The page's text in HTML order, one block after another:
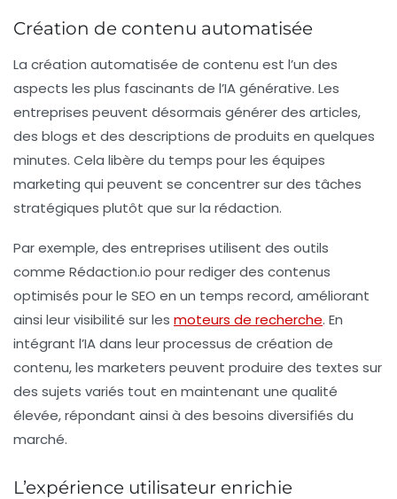
Création de contenu automatisée
La création automatisée de contenu est l’un des
aspects les plus fascinants de l’IA générative. Les
entreprises peuvent désormais générer des articles,
des blogs et des descriptions de produits en quelques
minutes. Cela libère du temps pour les équipes
marketing qui peuvent se concentrer sur des tâches
stratégiques plutôt que sur la rédaction.
Par exemple, des entreprises utilisent des outils
comme Rédaction.io pour rediger des contenus
optimisés pour le SEO en un temps record, améliorant
ainsi leur visibilité sur les moteurs de recherche. En
intégrant l’IA dans leur processus de création de
contenu, les marketers peuvent produire des textes sur
des sujets variés tout en maintenant une qualité
élevée, répondant ainsi à des besoins diversifiés du
marché.
L’expérience utilisateur enrichie